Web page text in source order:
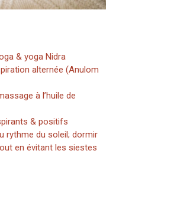
& yoga Nidra
alternée (Anulom
à l’huile de
& positifs
rythme du soleil; dormir
en évitant les siestes